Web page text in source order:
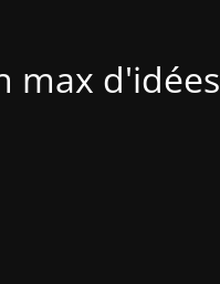
max d'idées